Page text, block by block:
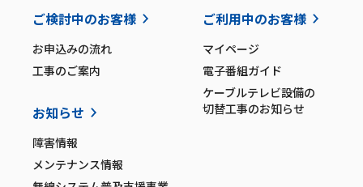
ご検討中のお客様
お申込みの流れ
工事のご案内
お知らせ
障害情報
メンテナンス情報
ご利用中のお客様
マイページ
電子番組ガイド
ケーブルテレビ設備の
切替工事のお知らせ